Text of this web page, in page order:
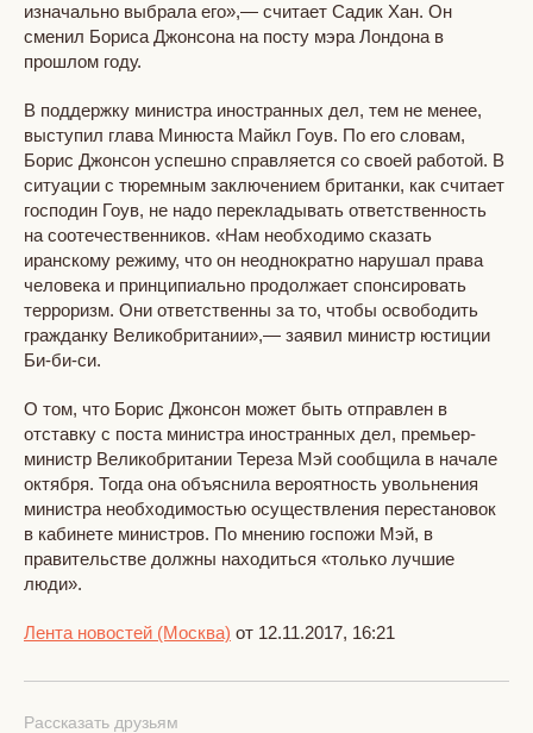
изначально выбрала его»,— считает Садик Хан. Он
сменил Бориса Джонсона на посту мэра Лондона в
прошлом году.
В поддержку министра иностранных дел, тем не менее,
выступил глава Минюста Майкл Гоув. По его словам,
Борис Джонсон успешно справляется со своей работой. В
ситуации с тюремным заключением британки, как считает
господин Гоув, не надо перекладывать ответственность
на соотечественников. «Нам необходимо сказать
иранскому режиму, что он неоднократно нарушал права
человека и принципиально продолжает спонсировать
терроризм. Они ответственны за то, чтобы освободить
гражданку Великобритании»,— заявил министр юстиции
Би-би-си.
О том, что Борис Джонсон может быть отправлен в
отставку с поста министра иностранных дел, премьер-
министр Великобритании Тереза Мэй сообщила в начале
октября. Тогда она объяснила вероятность увольнения
министра необходимостью осуществления перестановок
в кабинете министров. По мнению госпожи Мэй, в
правительстве должны находиться «только лучшие
люди».
Лента новостей (Москва) от 12.11.2017, 16:21
Рассказать друзьям